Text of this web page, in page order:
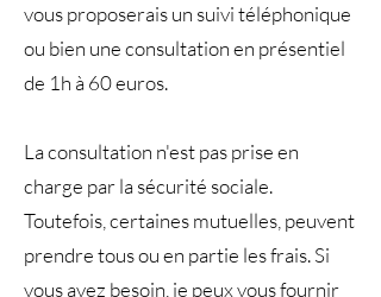
vous proposerais un suivi téléphonique
ou bien une consultation en présentiel
de 1h à 60 euros.
La consultation n'est pas prise en
charge par la sécurité sociale.
Toutefois, certaines mutuelles, peuvent
prendre tous ou en partie les frais. Si
vous avez besoin, je peux vous fournir